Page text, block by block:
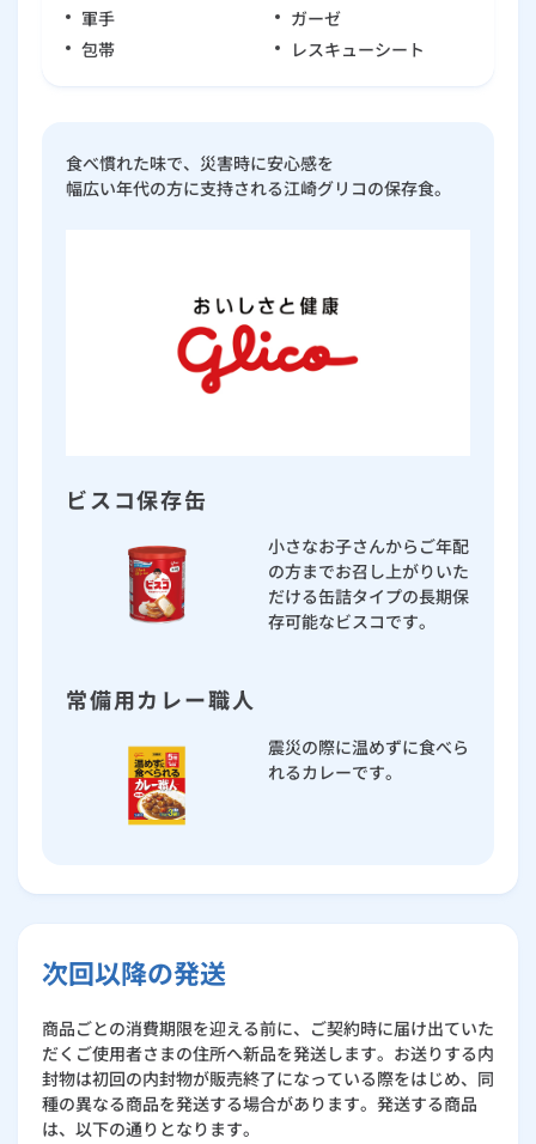
軍手
包帯
ガーゼ
レスキューシート
食べ慣れた味で、災害時に安心感を
幅広い年代の方に支持される江崎グリコの保存食。
ビスコ保存缶
小さなお子さんからご年配
の方までお召し上がりいた
だける缶詰タイプの長期保
存可能なビスコです。
常備用カレー職人
震災の際に温めずに食べら
れるカレーです。
次回以降の発送
商品ごとの消費期限を迎える前に、ご契約時に届け出ていた
だくご使用者さまの住所へ新品を発送します。お送りする内
封物は初回の内封物が販売終了になっている際をはじめ、同
種の異なる商品を発送する場合があります。発送する商品
は、以下の通りとなります。